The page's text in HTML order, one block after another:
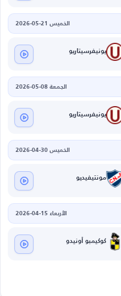
الخميس 21-05-2026
يونيفرسيتاريو
الجمعة 08-05-2026
يونيفرسيتاريو
الخميس 30-04-2026
مونتيفيديو
الأربعاء 15-04-2026
كوكيمبو أونيدو